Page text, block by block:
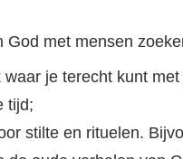
God met mensen
waar je terecht kunt
tijd;
stilte en rituelen.